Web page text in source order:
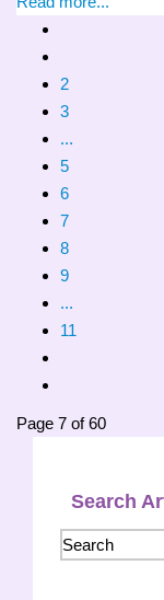
2
3
...
5
6
7
8
9
...
11
Page 7 of 60
Search